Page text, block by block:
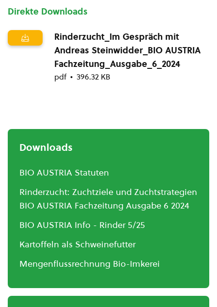
Direkte Downloads
Rinderzucht_Im Gespräch mit
Andreas Steinwidder_BIO AUSTRIA
Fachzeitung_Ausgabe_6_2024
pdf 396.32 KB
Downloads
BIO AUSTRIA Statuten
Rinderzucht: Zuchtziele und Zuchtstrategien
BIO AUSTRIA Fachzeitung Ausgabe 6 2024
BIO AUSTRIA Info - Rinder 5/25
Kartoffeln als Schweinefutter
Mengenflussrechnung Bio-Imkerei